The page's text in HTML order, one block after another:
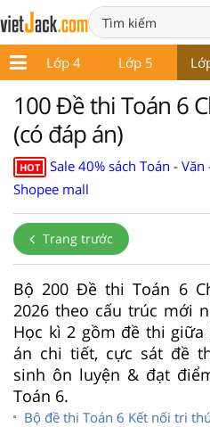
Lớp 4 Lớp 5
100 Đề thi Toán 6
(có đáp án)
HOT
Sale 40% sách Toán -
Shopee mall
Trang trước
Bộ 200 Đề thi Toán 6
2026 theo cấu trúc mới
Học kì 2 gồm đề thi
án chi tiết, cực sát đề
sinh ôn luyện & đạt
Toán 6.
Bộ đề thi Toán 6 Kết nối tri